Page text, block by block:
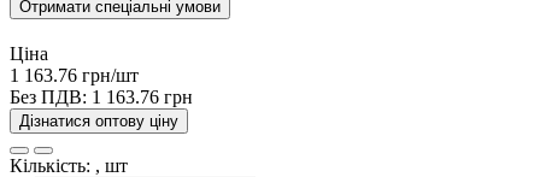
Отримати спеціальні умови
Ціна
1 163.76 грн/шт
Без ПДВ: 1 163.76 грн
Дізнатися оптову ціну
Кількість: , шт